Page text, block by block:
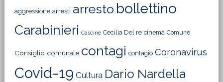
aggressione arresti arresto bollettino
Carabinieri Cascine Cecilia Del re cinema Comune
Consiglio comunale contagi contagio Coronavirus
Covid-19 Cultura Dario Nardella